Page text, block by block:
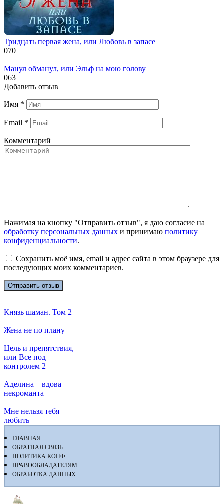
Тридцать первая жена, или Любовь в запасе
070
Манул обманул, или Эльф на мою голову
063
Добавить отзыв
Имя *
Email *
Комментарий
Нажимая на кнопку "Отправить отзыв", я даю согласие на
обработку персональных данных и принимаю политику
конфиденциальности.
Сохранить моё имя, email и адрес сайта в этом браузере для
последующих моих комментариев.
Князь шаман. Том 2
Жена не по плану
Цель и препятствия,
или Все под
контролем 2
Аделина – вдова
некроманта
Мне нельзя тебя
любить
ГЛАВНАЯ
ОБРАТНАЯ СВЯЗЬ
ПОЛИТИКА КОНФ.
ПРАВООБЛАДАТЕЛЯМ
ОБРАБОТКА ДАННЫХ